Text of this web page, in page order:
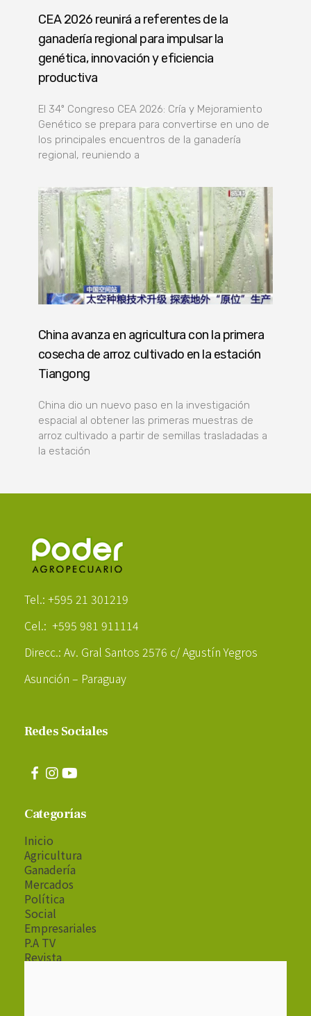
CEA 2026 reunirá a referentes de la
ganadería regional para impulsar la
genética, innovación y eficiencia
productiva
El 34º Congreso CEA 2026: Cría y Mejoramiento
Genético se prepara para convertirse en uno de
los principales encuentros de la ganadería
regional, reuniendo a
China avanza en agricultura con la primera
cosecha de arroz cultivado en la estación
Tiangong
China dio un nuevo paso en la investigación
espacial al obtener las primeras muestras de
arroz cultivado a partir de semillas trasladadas a
la estación
Tel.: +595 21 301219
Cel.: +595 981 911114
Direcc.: Av. Gral Santos 2576 c/ Agustín Yegros
Asunción – Paraguay
Redes Sociales
Categorías
Inicio
Agricultura
Ganadería
Mercados
Política
Social
Empresariales
P.A TV
Revista